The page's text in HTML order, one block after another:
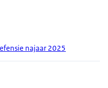
najaar 2025